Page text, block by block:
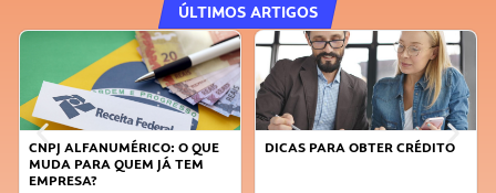
ÚLTIMOS ARTIGOS
CNPJ ALFANUMÉRICO: O QUE
MUDA PARA QUEM JÁ TEM
EMPRESA?
DICAS PARA OBTER CRÉDITO